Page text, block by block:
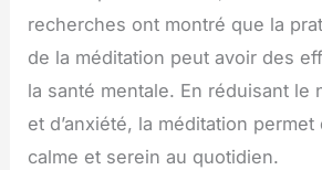
recherches ont montré que la
de la méditation peut avoir des
la santé mentale. En réduisant le
et d’anxiété, la méditation
calme et serein au quotidien.